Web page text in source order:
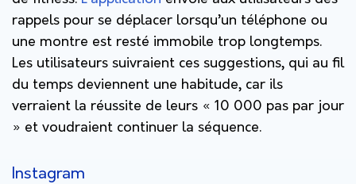
rappels pour se déplacer lorsqu’un téléphone ou
une montre est resté immobile trop longtemps.
Les utilisateurs suivraient ces suggestions, qui au fil
du temps deviennent une habitude, car ils
verraient la réussite de leurs « 10 000 pas par jour
» et voudraient continuer la séquence.
Instagram